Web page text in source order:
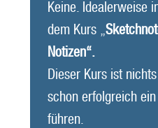
Keine. Idealerweise
dem Kurs „
Notizen“.
Dieser Kurs ist
schon erfolgreich
führen.